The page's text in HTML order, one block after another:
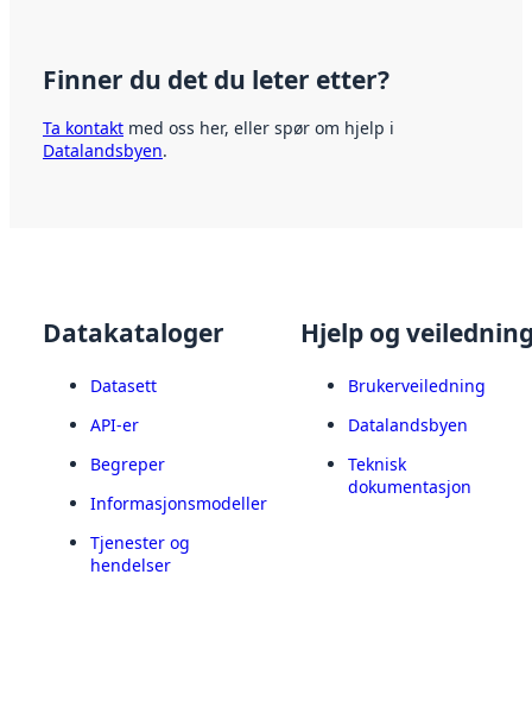
Finner du det du leter etter?
Ta kontakt med oss her, eller spør om hjelp i
Datalandsbyen.
Datakataloger
Datasett
API-er
Begreper
Informasjonsmodeller
Tjenester og
hendelser
Hjelp og
Brukerveiledning
Datalandsbyen
Teknisk
dokumentasjon